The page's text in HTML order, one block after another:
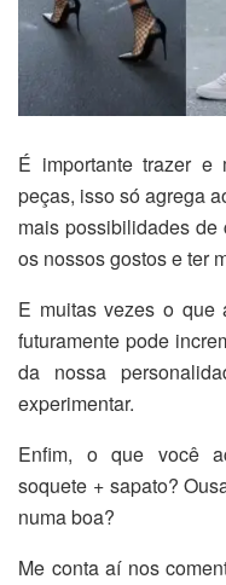
É importante trazer e
peças, isso só agrega
mais possibilidades
os nossos gostos e ter
E muitas vezes o que
futuramente pode
da nossa
experimentar.
Enfim, o que você
soquete + sapato?
numa boa?
Me conta aí nos